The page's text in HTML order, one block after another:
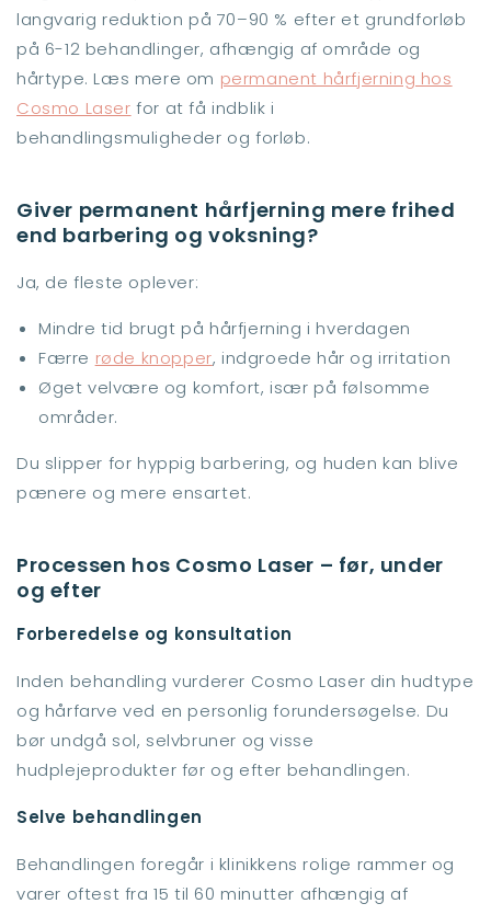
langvarig reduktion på 70–90 % efter et grundforløb
på 6-12 behandlinger, afhængig af område og
hårtype. Læs mere om permanent hårfjerning hos
Cosmo Laser for at få indblik i
behandlingsmuligheder og forløb.
Giver permanent hårfjerning mere frihed
end barbering og voksning?
Ja, de fleste oplever:
Mindre tid brugt på hårfjerning i hverdagen
Færre røde knopper, indgroede hår og irritation
Øget velvære og komfort, især på følsomme
områder.
Du slipper for hyppig barbering, og huden kan blive
pænere og mere ensartet.
Processen hos Cosmo Laser – før, under
og efter
Forberedelse og konsultation
Inden behandling vurderer Cosmo Laser din hudtype
og hårfarve ved en personlig forundersøgelse. Du
bør undgå sol, selvbruner og visse
hudplejeprodukter før og efter behandlingen.
Selve behandlingen
Behandlingen foregår i klinikkens rolige rammer og
varer oftest fra 15 til 60 minutter afhængig af